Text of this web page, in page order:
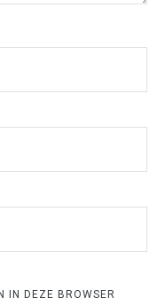
IN DEZE BROWSER